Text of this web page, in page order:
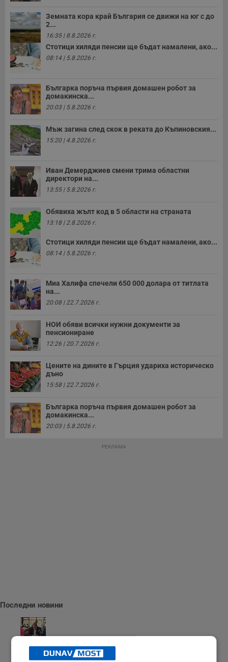
Земната кора край България се движи на юг с до
2...
16:35 | 8.8.2026 г.
Стотици хиляди пенсии ще бъдат намалени, ако...
08:14 | 5.8.2026 г.
Българка поръча първия домашен робот за
домакинска...
20:03 | 5.8.2026 г.
Мъж загина след скок в реката до Къпиновския...
15:20 | 4.8.2026 г.
Иван Демерджиев смени трима областни
директори на...
13:55 | 5.8.2026 г.
Обявиха жълт код в 5 области на страната
13:18 | 2.8.2026 г.
Стотици хиляди пенсии ще бъдат намалени, ако...
08:14 | 5.8.2026 г.
Миа Халифа спечели 650 000 долара от титлата
на...
20:08 | 22.7.2026 г.
НОИ обяви всички нужни документи за
пенсиониране
12:26 | 20.7.2026 г.
Цените на дините в Гърция удариха историческо
дъно
15:58 | 22.7.2026 г.
Българка поръча първия домашен робот за
домакинска...
20:03 | 5.8.2026 г.
РЕКЛАМА
Последни новини
Бойко Борисов: Трябва да развиваме военната си индустрия